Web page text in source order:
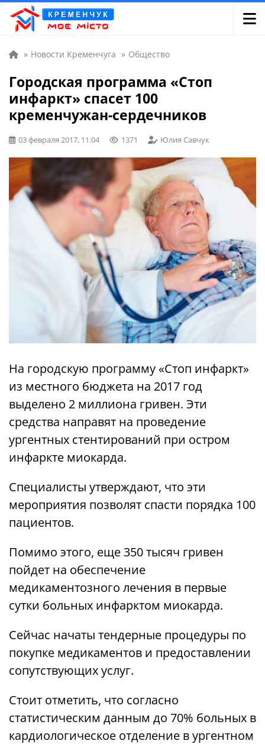
» Новости Кременчуга » Общество
Городская программа «Стоп
инфаркт» спасет 100
кременчужан-сердечников
03 февраля 2017, 11:04 1371 Юлия Савчук
На городскую программу «Стоп инфаркт»
из местного бюджета на 2017 год
выделено 2 миллиона гривен. Эти
средства направят на проведение
ургентных стентирований при остром
инфаркте миокарда.
Специалисты утверждают, что эти
мероприятия позволят спасти порядка 100
пациентов.
Помимо этого, еще 350 тысяч гривен
пойдет на обеспечение
медикаментозного лечения в первые
сутки больных инфарктом миокарда.
Сейчас начаты тендерные процедуры по
покупке медикаментов и предоставлении
сопутствующих услуг.
Стоит отметить, что согласно
статистическим данным до 70% больных в
кардиологическое отделение в ургентном